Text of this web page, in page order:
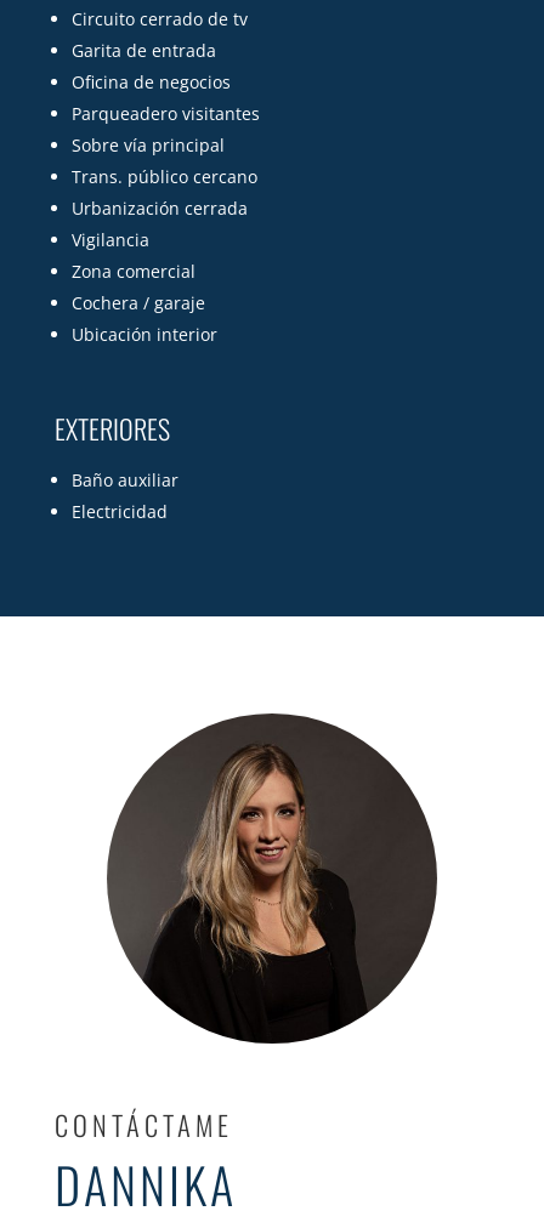
Circuito cerrado de tv
Garita de entrada
Oficina de negocios
Parqueadero visitantes
Sobre vía principal
Trans. público cercano
Urbanización cerrada
Vigilancia
Zona comercial
Cochera / garaje
Ubicación interior
EXTERIORES
Baño auxiliar
Electricidad
CONTÁCTAME
DANNIKA